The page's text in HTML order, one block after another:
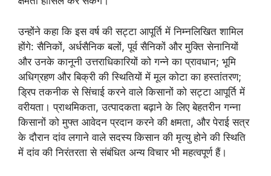
उन्होंने कहा कि इस वर्ष की सट्टा आपूर्ति में निम्नलिखित शामिल
होंगे: सैनिकों, अर्धसैनिक बलों, पूर्व सैनिकों और मुक्ति सेनानियों
और उनके कानूनी उत्तराधिकारियों को गन्ने का प्रावधान; भूमि
अधिग्रहण और बिक्री की स्थितियों में मूल कोटा का हस्तांतरण;
ड्रिप तकनीक से सिंचाई करने वाले किसानों को सट्टा आपूर्ति में
वरीयता। प्राथमिकता, उत्पादकता बढ़ाने के लिए बेहतरीन गन्ना
किसानों को मुफ्त आवेदन प्रदान करने की क्षमता, और पेराई सत्र
के दौरान दांव लगाने वाले सदस्य किसान की मृत्यु होने की स्थिति
में दांव की निरंतरता से संबंधित अन्य विचार भी महत्वपूर्ण हैं।